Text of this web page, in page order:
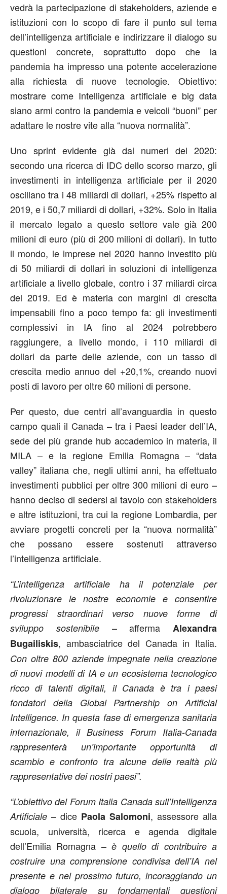
vedrà la partecipazione di stakeholders, aziende e
istituzioni con lo scopo di fare il punto sul tema
dell’intelligenza artificiale e indirizzare il dialogo su
questioni concrete, soprattutto dopo che la
pandemia ha impresso una potente accelerazione
alla richiesta di nuove tecnologie. Obiettivo:
mostrare come Intelligenza artificiale e big data
siano armi contro la pandemia e veicoli “buoni” per
adattare le nostre vite alla “nuova normalità”.
Uno sprint evidente già dai numeri del 2020:
secondo una ricerca di IDC dello scorso marzo, gli
investimenti in intelligenza artificiale per il 2020
oscillano tra i 48 miliardi di dollari, +25% rispetto al
2019, e i 50,7 miliardi di dollari, +32%. Solo in Italia
il mercato legato a questo settore vale già 200
milioni di euro (più di 200 milioni di dollari). In tutto
il mondo, le imprese nel 2020 hanno investito più
di 50 miliardi di dollari in soluzioni di intelligenza
artificiale a livello globale, contro i 37 miliardi circa
del 2019. Ed è materia con margini di crescita
impensabili fino a poco tempo fa: gli investimenti
complessivi in IA fino al 2024 potrebbero
raggiungere, a livello mondo, i 110 miliardi di
dollari da parte delle aziende, con un tasso di
crescita medio annuo del +20,1%, creando nuovi
posti di lavoro per oltre 60 milioni di persone.
Per questo, due centri all’avanguardia in questo
campo quali il Canada – tra i Paesi leader dell’IA,
sede del più grande hub accademico in materia, il
MILA – e la regione Emilia Romagna – “data
valley” italiana che, negli ultimi anni, ha effettuato
investimenti pubblici per oltre 300 milioni di euro –
hanno deciso di sedersi al tavolo con stakeholders
e altre istituzioni, tra cui la regione Lombardia, per
avviare progetti concreti per la “nuova normalità”
che possano essere sostenuti attraverso
l’intelligenza artificiale.
“L’intelligenza artificiale ha il potenziale per
rivoluzionare le nostre economie e consentire
progressi straordinari verso nuove forme di
sviluppo sostenibile– afferma Alexandra
Bugailiskis, ambasciatrice del Canada in Italia.
Con oltre 800 aziende impegnate nella creazione
di nuovi modelli di IA e un ecosistema tecnologico
ricco di talenti digitali, il Canada è tra i paesi
fondatori della Global Partnership on Artificial
Intelligence. In questa fase di emergenza sanitaria
internazionale, il Business Forum Italia-Canada
rappresenterà un’importante opportunità di
scambio e confronto tra alcune delle realtà più
rappresentative dei nostri paesi”.
“L’obiettivo del Forum Italia Canada sull’Intelligenza
Artificiale – dice Paola Salomoni, assessore alla
scuola, università, ricerca e agenda digitale
dell’Emilia Romagna –è quello di contribuire a
costruire una comprensione condivisa dell’IA nel
presente e nel prossimo futuro, incoraggiando un
dialogo bilaterale su fondamentali questioni